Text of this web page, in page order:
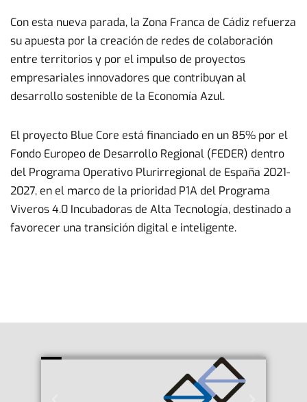
Con esta nueva parada, la Zona Franca de Cádiz refuerza
su apuesta por la creación de redes de colaboración
entre territorios y por el impulso de proyectos
empresariales innovadores que contribuyan al
desarrollo sostenible de la Economía Azul.
El proyecto Blue Core está financiado en un 85% por el
Fondo Europeo de Desarrollo Regional (FEDER) dentro
del Programa Operativo Plurirregional de España 2021-
2027, en el marco de la prioridad P1A del Programa
Viveros 4.0 Incubadoras de Alta Tecnología, destinado a
favorecer una transición digital e inteligente.